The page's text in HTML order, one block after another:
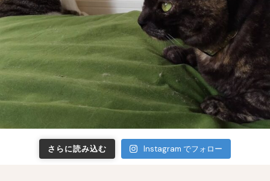
さらに読み込む Instagram でフォロー